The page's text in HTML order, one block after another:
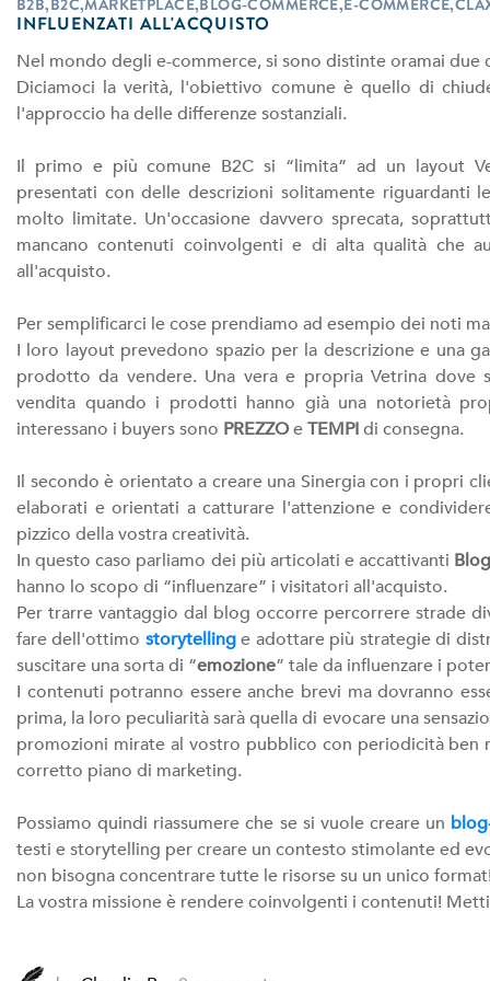
B2B,B2C,MARKETPLACE,BLOG-COMMERCE,E-
INFLUENZATI ALL'ACQUISTO
Nel mondo degli e-commerce, si sono distinte oramai
Diciamoci la verità, l'obiettivo comune è quello di
l'approccio ha delle differenze sostanziali.
Il primo e più comune B2C si “limita” ad un layout
presentati con delle descrizioni solitamente riguardanti
molto limitate. Un'occasione davvero sprecata,
mancano contenuti coinvolgenti e di alta qualità che
all'acquisto.
Per semplificarci le cose prendiamo ad esempio dei noti
I loro layout prevedono spazio per la descrizione e una
prodotto da vendere. Una vera e propria Vetrina
vendita quando i prodotti hanno già una notorietà
interessano i buyers sono PREZZOeTEMPIdi consegna.
Il secondo è orientato a creare una Sinergia con i propri
elaborati e orientati a catturare l'attenzione e
pizzico della vostra creatività.
In questo caso parliamo dei più articolati e accattivanti
hanno lo scopo di “influenzare” i visitatori all'acquisto.
Per trarre vantaggio dal blog occorre percorrere strade
fare dell'ottimo storytellinge adottare più strategie di
suscitare una sorta di “emozione” tale da influenzare i
I contenuti potranno essere anche brevi ma dovranno
prima, la loro peculiarità sarà quella di evocare una
promozioni mirate al vostro pubblico con periodicità ben
corretto piano di marketing.
Possiamo quindi riassumere che se si vuole creare un
testi e storytelling per creare un contesto stimolante ed
non bisogna concentrare tutte le risorse su un unico
La vostra missione è rendere coinvolgenti i contenuti!